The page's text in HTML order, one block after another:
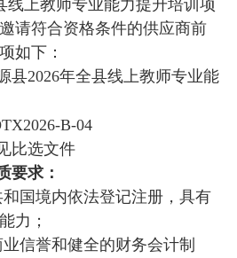
线上教师专业能力提升培训项
请符合资格条件的供应商前
如下：
县2026年全县线上教师专业能
B-04
比选文件
要求：
和国境内依法登记注册，具有
力；
业信誉和健全的财务会计制